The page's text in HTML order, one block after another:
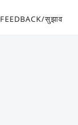
FEEDBACK/सुझाव